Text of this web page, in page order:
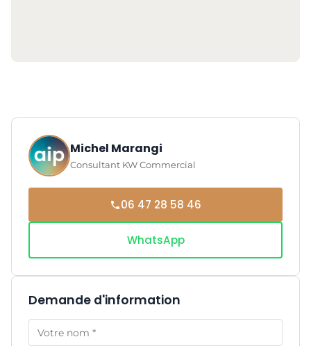
Michel Marangi
Consultant KW Commercial
06 47 28 58 46
WhatsApp
Demande d'information